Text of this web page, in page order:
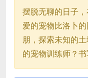
摆脱无聊的日子
爱的宠物比洛卜
朋，探索未知的
的宠物训练师？